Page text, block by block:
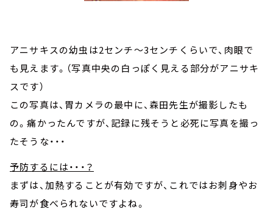
アニサキスの幼虫は2センチ～3センチくらいで、肉眼で
も見えます。（写真中央の白っぽく見える部分がアニサキ
スです）
この写真は、胃カメラの最中に、森田先生が撮影したも
の。痛かったんですが、記録に残そうと必死に写真を撮っ
たそうな・・・
予防するには・・・？
まずは、加熱することが有効ですが、これではお刺身やお
寿司が食べられないですよね。